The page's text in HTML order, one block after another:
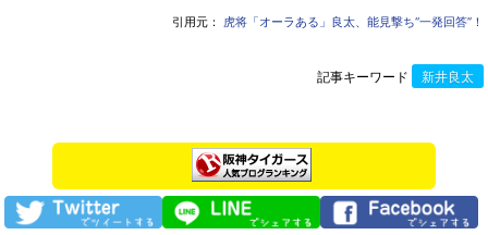
引用元： 虎将「オーラある」良太、能見撃ち“一発回答”！
記事キーワード 新井良太